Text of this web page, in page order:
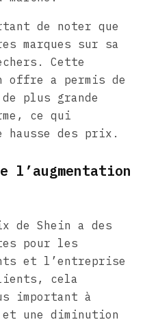
de noter que
marques sur sa
Cette
offre a permis de
plus grande
ce qui
hausse des prix.
l’augmentation
de Shein a des
pour les
et l’entreprise
cela
important à
une diminution